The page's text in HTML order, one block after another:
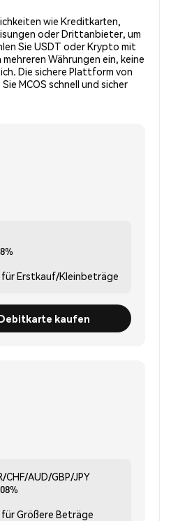
wie Kreditkarten,
oder Drittanbieter, um
Sie USDT oder Krypto mit
Währungen ein, keine
Die sichere Plattform von
MCOS schnell und sicher
fürErstkauf/Kleinbeträge
kaufen
CHF/AUD/GBP/JPY
fürGrößere Beträge